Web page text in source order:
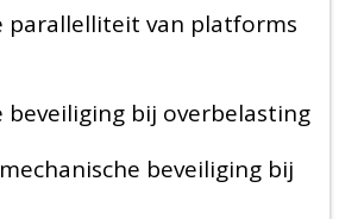
parallelliteit van platforms
beveiliging bij overbelasting
beveiliging bij